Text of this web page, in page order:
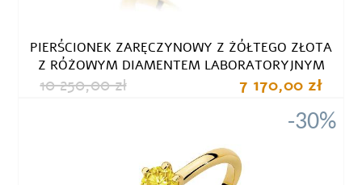
PIERŚCIONEK ZARĘCZYNOWY Z ŻÓŁTEGO ZŁOTA
Z RÓŻOWYM DIAMENTEM LABORATORYJNYM
10 250,00 zł 7 170,00 zł
-30%